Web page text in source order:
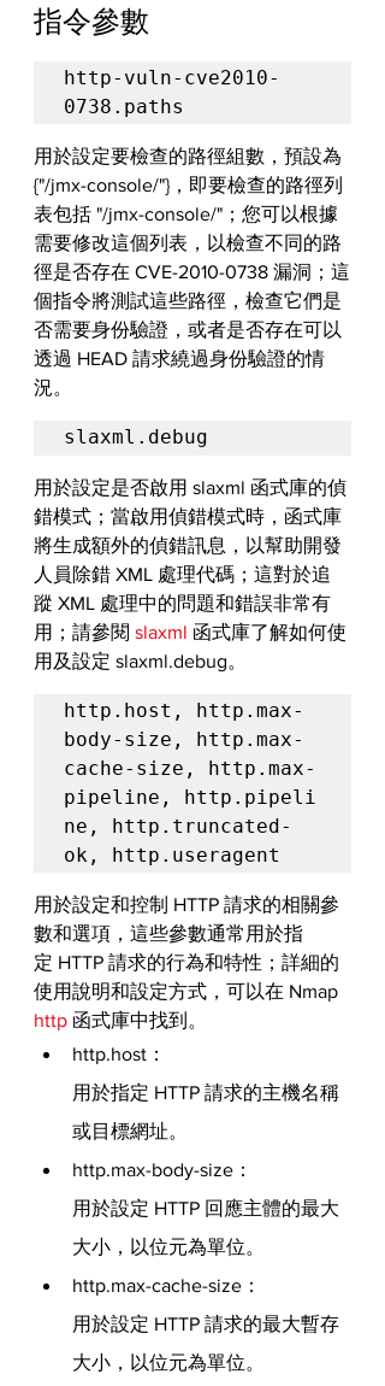
指令參數
http-vuln-cve2010-
0738.paths
用於設定要檢查的路徑組數，預設為
{"/jmx-console/"}，即要檢查的路徑列
表包括 "/jmx-console/"；您可以根據
需要修改這個列表，以檢查不同的路
徑是否存在 CVE-2010-0738 漏洞；這
個指令將測試這些路徑，檢查它們是
否需要身份驗證，或者是否存在可以
透過 HEAD 請求繞過身份驗證的情
況。
slaxml.debug
用於設定是否啟用 slaxml 函式庫的偵
錯模式；當啟用偵錯模式時，函式庫
將生成額外的偵錯訊息，以幫助開發
人員除錯 XML 處理代碼；這對於追
蹤 XML 處理中的問題和錯誤非常有
用；請參閱 slaxml 函式庫了解如何使
用及設定 slaxml.debug。
http.host , http.max-
body-size, http.max-
cache-size, http.max-
pipeline, http.pipeli
ne, http.truncated-
ok, http.useragent
用於設定和控制 HTTP 請求的相關參
數和選項，這些參數通常用於指
定 HTTP 請求的行為和特性；詳細的
使用說明和設定方式，可以在 Nmap
http 函式庫中找到。
http.host：
用於指定 HTTP 請求的主機名稱
或目標網址。
http.max-body-size：
用於設定 HTTP 回應主體的最大
大小，以位元為單位。
http.max-cache-size：
用於設定 HTTP 請求的最大暫存
大小，以位元為單位。